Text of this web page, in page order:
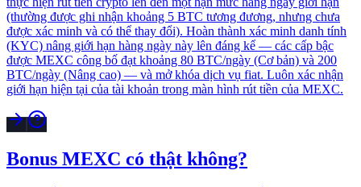
(thường được ghi nhận khoảng 5 BTC tương đương, nhưng chưa
được xác minh và có thể thay đổi). Hoàn thành xác minh danh tính
(KYC) nâng giới hạn hàng ngày này lên đáng kể — các cấp bậc
được MEXC công bố đạt khoảng 80 BTC/ngày (Cơ bản) và 200
BTC/ngày (Nâng cao) — và mở khóa dịch vụ fiat. Luôn xác nhận
giới hạn hiện tại của tài khoản trong màn hình rút tiền của MEXC.
Bonus MEXC có thật không?